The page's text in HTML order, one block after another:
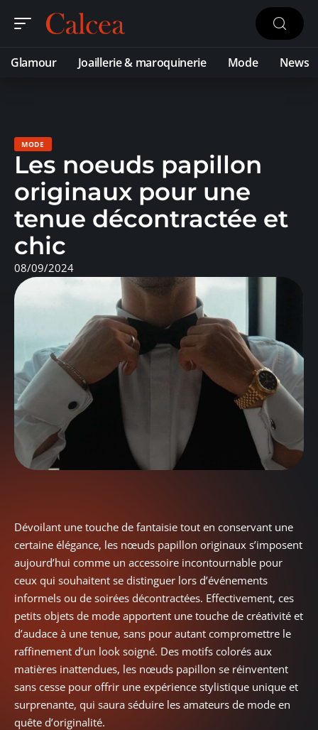
Glamour Joaillerie & maroquinerie Mode News
MODE
Les noeuds papillon
originaux pour une
tenue décontractée et
chic
08/09/2024
Dévoilant une touche de fantaisie tout en conservant une
certaine élégance, les nœuds papillon originaux s’imposent
aujourd’hui comme un accessoire incontournable pour
ceux qui souhaitent se distinguer lors d’événements
informels ou de soirées décontractées. Effectivement, ces
petits objets de mode apportent une touche de créativité et
d’audace à une tenue, sans pour autant compromettre le
raffinement d’un look soigné. Des motifs colorés aux
matières inattendues, les nœuds papillon se réinventent
sans cesse pour offrir une expérience stylistique unique et
surprenante, qui saura séduire les amateurs de mode en
quête d’originalité.